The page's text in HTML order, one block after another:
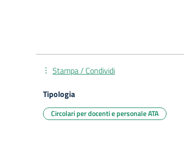
Stampa / Condividi
Tipologia
Circolari per docenti e personale ATA